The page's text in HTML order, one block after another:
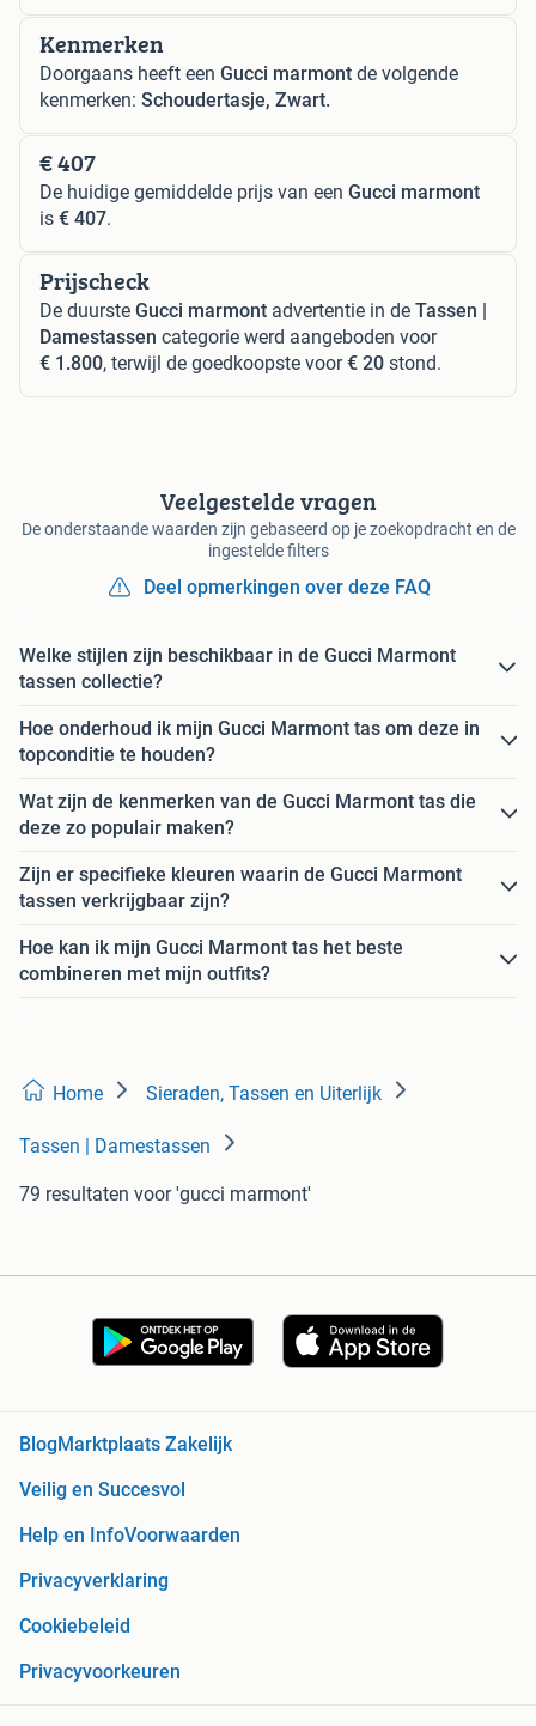
Kenmerken
Doorgaans heeft een Gucci marmont de volgende
kenmerken: Schoudertasje, Zwart.
€ 407
De huidige gemiddelde prijs van een Gucci marmont
is € 407.
Prijscheck
De duurste Gucci marmont advertentie in de Tassen |
Damestassen categorie werd aangeboden voor
€ 1.800, terwijl de goedkoopste voor€ 20 stond.
Veelgestelde vragen
De onderstaande waarden zijn gebaseerd op je zoekopdracht en de
ingestelde filters
Deel opmerkingen over deze FAQ
Welke stijlen zijn beschikbaar in de Gucci Marmont
tassen collectie?
Hoe onderhoud ik mijn Gucci Marmont tas om deze in
topconditie te houden?
Wat zijn de kenmerken van de Gucci Marmont tas die
deze zo populair maken?
Zijn er specifieke kleuren waarin de Gucci Marmont
tassen verkrijgbaar zijn?
Hoe kan ik mijn Gucci Marmont tas het beste
combineren met mijn outfits?
Home Sieraden, Tassen en Uiterlijk
Tassen | Damestassen
79 resultaten voor 'gucci marmont'
BlogMarktplaats Zakelijk
Veilig en Succesvol
Help en InfoVoorwaarden
Privacyverklaring
Cookiebeleid
Privacyvoorkeuren